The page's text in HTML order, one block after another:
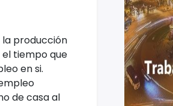
la producción
el tiempo que
en si.
de casa al